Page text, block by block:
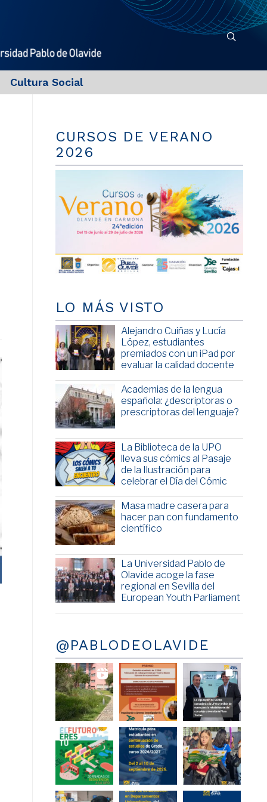
Cultura Social
CURSOS DE VERANO
2026
LO MÁS VISTO
Alejandro Cuiñas y Lucía
López, estudiantes
premiados con un iPad por
evaluar la calidad docente
Academias de la lengua
española: ¿descriptoras o
prescriptoras del lenguaje?
La Biblioteca de la UPO
lleva sus cómics al Pasaje
de la Ilustración para
celebrar el Día del Cómic
Masa madre casera para
hacer pan con fundamento
científico
La Universidad Pablo de
Olavide acoge la fase
regional en Sevilla del
European Youth Parliament
@PABLODEOLAVIDE